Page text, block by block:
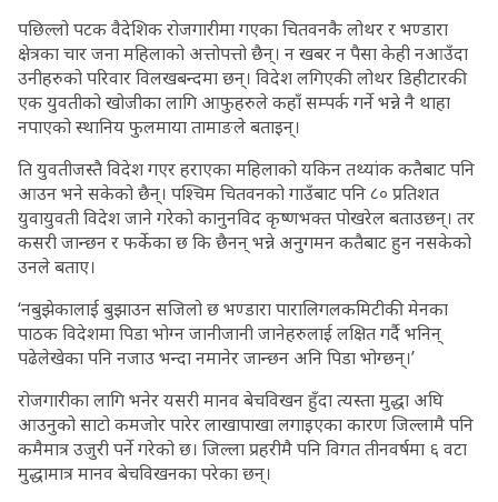
पछिल्लो पटक वैदेशिक रोजगारीमा गएका चितवनकै लोथर र भण्डारा
क्षेत्रका चार जना महिलाको अत्तोपत्तो छैन्। न खबर न पैसा केही नआउँदा
उनीहरुको परिवार विलखबन्दमा छन्। विदेश लगिएकी लोथर डिहीटारकी
एक युवतीको खोजीका लागि आफुहरुले कहाँ सम्पर्क गर्ने भन्ने नै थाहा
नपाएको स्थानिय फुलमाया तामाङले बताइन्।
ति युवतीजस्तै विदेश गएर हराएका महिलाको यकिन तथ्यांक कतैबाट पनि
आउन भने सकेको छैन्। पश्चिम चितवनको गाउँबाट पनि ८० प्रतिशत
युवायुवती विदेश जाने गरेको कानुनविद कृष्णभक्त पोखरेल बताउछन्। तर
कसरी जान्छन र फर्केका छ कि छैनन् भन्ने अनुगमन कतैबाट हुन नसकेको
उनले बताए।
‘नबुझेकालाई बुझाउन सजिलो छ भण्डारा पारालिगलकमिटीकी मेनका
पाठक विदेशमा पिडा भोग्न जानीजानी जानेहरुलाई लक्षित गर्दै भनिन्
पढेलेखेका पनि नजाउ भन्दा नमानेर जान्छन अनि पिडा भोग्छन्।’
रोजगारीका लागि भनेर यसरी मानव बेचविखन हुँदा त्यस्ता मुद्धा अघि
आउनुको साटो कमजोर पारेर लाखापाखा लगाइएका कारण जिल्लामै पनि
कमैमात्र उजुरी पर्ने गरेको छ। जिल्ला प्रहरीमै पनि विगत तीनवर्षमा ६ वटा
मुद्धामात्र मानव बेचविखनका परेका छन्।